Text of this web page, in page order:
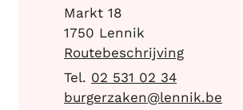
AdresMarkt 18
,1750 Lennik
Routebeschrijving
02 531 02 34
E-mailburgerzaken@lennik.be